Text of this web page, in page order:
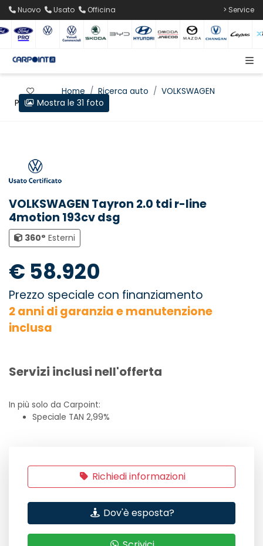
Nuovo Usato Officina > Service
Preferiti
Home Ricerca auto
VOLKSWAGEN
Tayron
Mostra le 31 foto
VOLKSWAGEN Tayron 2.0 tdi r-line
4motion 193cv dsg
360° Esterni
€ 58.920
Prezzo speciale con finanziamento
2 anni di garanzia e manutenzione
inclusa
Servizi inclusi nell'offerta
In più solo da Carpoint:
Speciale TAN 2,99%
Richiedi informazioni
Dov'è esposta?